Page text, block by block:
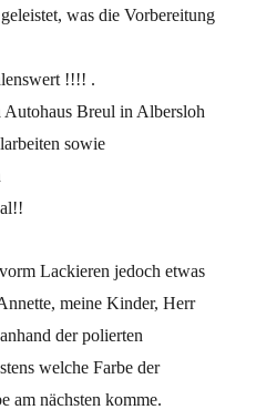
was die Vorbereitung
!!!! .
Breul in Albersloh
sowie
Lackieren jedoch etwas
meine Kinder, Herr
der polierten
welche Farbe der
am nächsten komme.